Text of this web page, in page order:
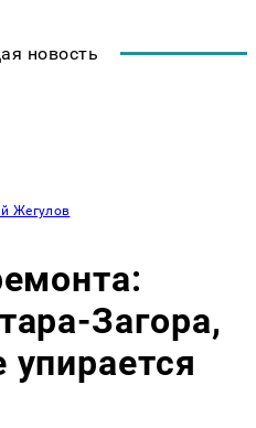
новость
Жегулов
Загора,